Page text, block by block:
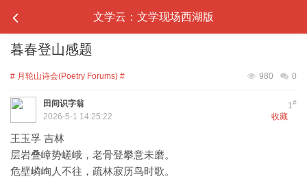
文学云：文学现场西湖版
暮春登山感题
# 月轮山诗会(Poetry Forums) # 0
980
1#
田间识字翁
收藏
2026-5-1 14:25:22
王玉孚 吉林
层岩叠嶂势嵯峨，老骨登攀意未磨。
危壁嶙峋人不往，疏林寂历鸟时歌。